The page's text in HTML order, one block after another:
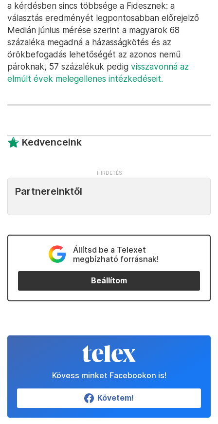
a kérdésben sincs többsége a Fidesznek: a
választás eredményét legpontosabban előrejelző
Medián június mérése szerint a magyarok 68
százaléka megadná a házasságkötés és az
örökbefogadás lehetőségét az azonos nemű
pároknak, 57 százalékuk pedig visszavonná az
elmúlt évek melegellenes intézkedéseit.
Kedvenceink
Partnereinktől
Állítsd be a Telexet
megbízható forrásnak!
Beállítom
Kövess minket Facebookon is!
Követem!